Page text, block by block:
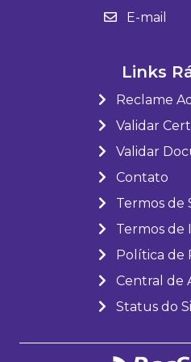
E-mail
Links
Reclame
Validar
Validar
Contato
Termos de
Termos de
Política de
Central de
Status do